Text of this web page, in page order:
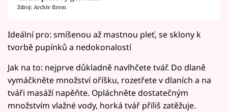
Zdroj: Archiv firem
Ideální pro: smíšenou až mastnou pleť, se sklony k
tvorbě pupínků a nedokonalostí
Jak na to: nejprve důkladně navlhčete tvář. Do dlaně
vymáčkněte množství oříšku, rozetřete v dlaních a na
tváři masáží napěňte. Opláchněte dostatečným
množstvím vlažné vody, horká tvář příliš zatěžuje.